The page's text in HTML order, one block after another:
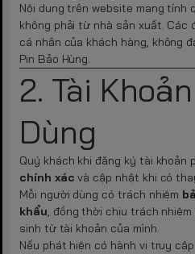
Nội dung trên website mang tính
không phải từ nhà sản xuất. Các
cá nhân của khách hàng, không
Pin Bảo Hùng.
2. Tài
Dùng
Quý khách khi đăng ký tài khoản
chính xác và cập nhật khi có
Mỗi người dùng có trách nhiệm
khẩu, đồng thời chịu trách
sinh từ tài khoản của mình.
Nếu phát hiện có hành vi truy